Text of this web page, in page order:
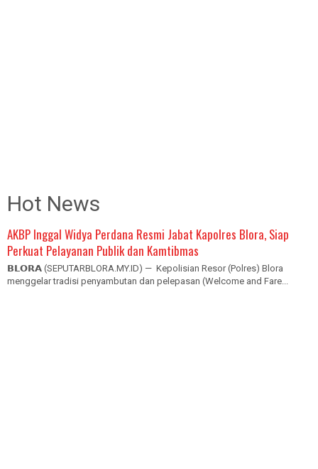
Hot News
AKBP Inggal Widya Perdana Resmi Jabat Kapolres Blora, Siap
Perkuat Pelayanan Publik dan Kamtibmas
𝗕𝗟𝗢𝗥𝗔 (SEPUTARBLORA.MY.ID) — Kepolisian Resor (Polres) Blora
menggelar tradisi penyambutan dan pelepasan (Welcome and Fare...